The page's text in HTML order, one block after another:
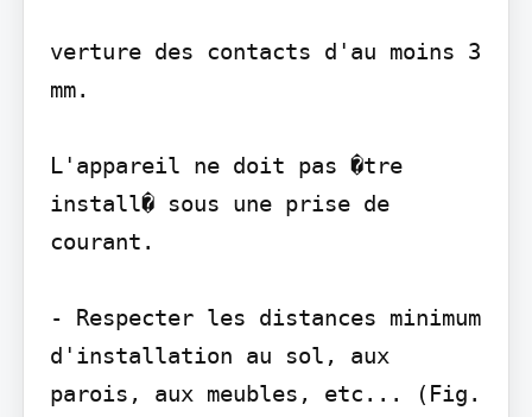
verture des contacts d'au moins 3
mm.
L'appareil ne doit pas �tre
install� sous une prise de
courant.
- Respecter les distances minimum
d'installation au sol, aux
parois, aux meubles, etc... (Fig.